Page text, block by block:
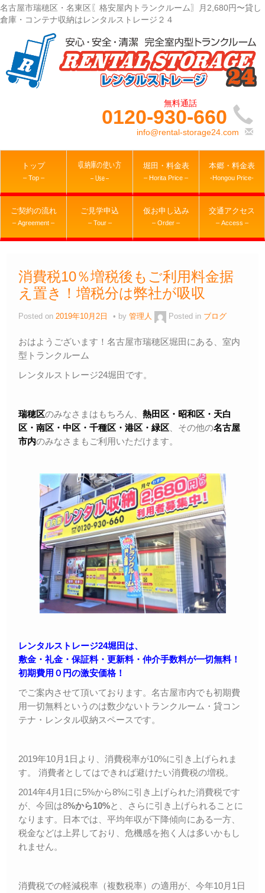
名古屋市瑞穂区・名東区〖格安屋内トランクルーム〗月2,680円〜貸し
倉庫・コンテナ収納はレンタルストレージ２４
0120-930-660
info@rental-storage24.com
トップ
– Top –
収納庫の使い方
– Use –
堀田・料金表
– Horita Price –
本郷・料金表
-Hongou Price-
ご契約の流れ
– Agreement –
ご見学申込
– Tour –
仮お申し込み
– Order –
交通アクセス
– Access –
消費税10％増税後もご利用料金据
え置き！増税分は弊社が吸収
Posted on 2019年10月2日 by 管理人 Posted in ブログ
おはようございます！名古屋市瑞穂区堀田にある、室内
型トランクルーム
レンタルストレージ24堀田です。
瑞穂区のみなさまはもちろん、 熱田区・昭和区・天白
区・ 南区・中区・千種区・港区・緑区 、その他の名古屋
市内のみなさまもご利用いただけます。
レンタルストレージ24堀田は、
敷金・礼金・保証料・更新料・仲介手数料が一切無料！
初期費用０円の激安価格！
でご案内させて頂いております。名古屋市内でも初期費
用一切無料というのは数少ないトランクルーム・貸コン
テナ・レンタル収納スペースです。
2019年10月1日より、消費税率が10%に引き上げられま
す。 消費者としてはできれば避けたい消費税の増税。
2014年4月1日に5%から8%に引き上げられた消費税です
が、今回は8%から10%と、さらに引き上げられることに
なります。日本では、平均年収が下降傾向にある一方、
税金などは上昇しており、危機感を抱く人は多いかもし
れません。
消費税での軽減税率（複数税率）の適用が、今年10月1日